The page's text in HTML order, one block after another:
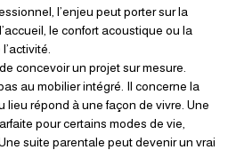
l’enjeu peut porter sur la
le confort acoustique ou la
concevoir un projet sur mesure.
au mobilier intégré. Il concerne la
lieu répond à une façon de vivre. Une
pour certains modes de vie,
suite parentale peut devenir un vrai